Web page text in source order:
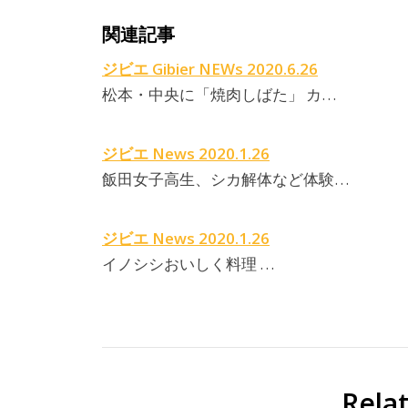
関連記事
ジビエ Gibier NEWs 2020.6.26
松本・中央に「焼肉しばた」 カ…
ジビエ News 2020.1.26
飯田女子高生、シカ解体など体験…
ジビエ News 2020.1.26
イノシシおいしく料理 …